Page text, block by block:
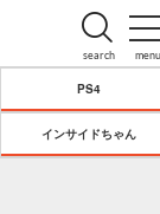
menu
search
PS4
インサイドちゃん